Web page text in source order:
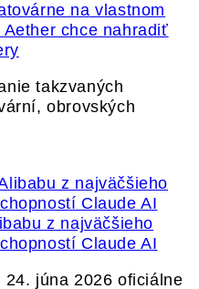
na vlastnom
chce nahradiť
takzvaných
obrovských
z najväčšieho
Claude AI
júna 2026 oficiálne